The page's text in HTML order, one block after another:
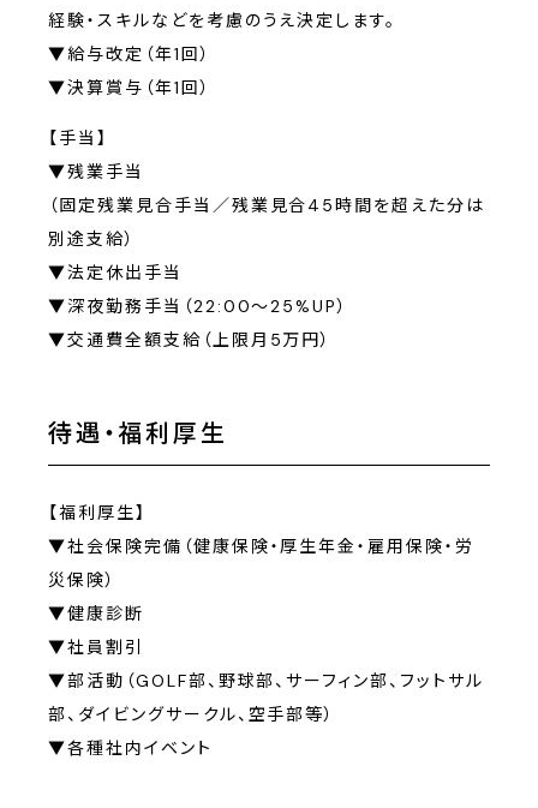
経験・スキルなどを考慮のうえ決定します。
▼給与改定（年1回）
▼決算賞与（年1回）
【手当】
▼残業手当
（固定残業見合手当／残業見合45時間を超えた分は
別途支給）
▼法定休出手当
▼深夜勤務手当（22:00〜25%UP）
▼交通費全額支給（上限月5万円）
待遇・福利厚生
【福利厚生】
▼社会保険完備（健康保険・厚生年金・雇用保険・労
災保険）
▼健康診断
▼社員割引
▼部活動（GOLF部、野球部、サーフィン部、フットサル
部、ダイビングサークル、空手部等）
▼各種社内イベント